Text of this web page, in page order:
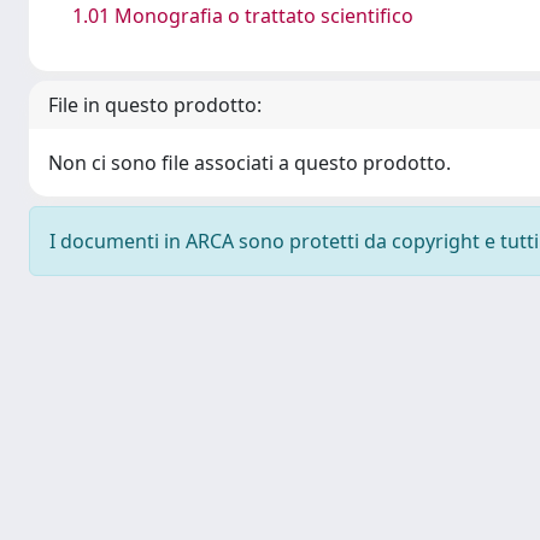
1.01 Monografia o trattato scientifico
File in questo prodotto:
Non ci sono file associati a questo prodotto.
I documenti in ARCA sono protetti da copyright e